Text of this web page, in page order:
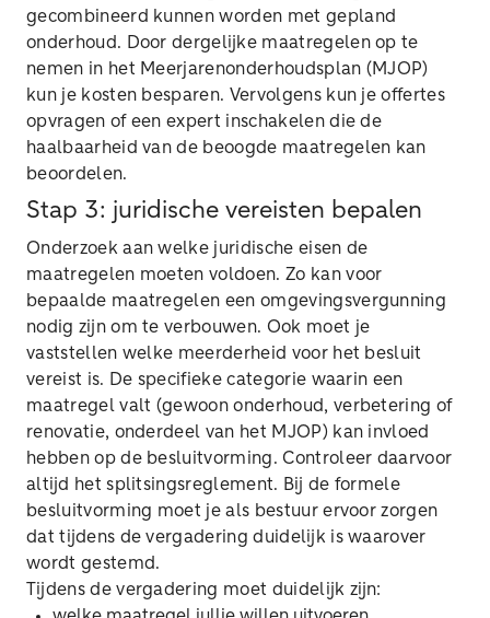
gecombineerd kunnen worden met gepland
onderhoud. Door dergelijke maatregelen op te
nemen in het Meerjarenonderhoudsplan (MJOP)
kun je kosten besparen. Vervolgens kun je offertes
opvragen of een expert inschakelen die de
haalbaarheid van de beoogde maatregelen kan
beoordelen.
Stap 3: juridische vereisten bepalen
Onderzoek aan welke juridische eisen de
maatregelen moeten voldoen. Zo kan voor
bepaalde maatregelen een omgevingsvergunning
nodig zijn om te verbouwen. Ook moet je
vaststellen welke meerderheid voor het besluit
vereist is. De specifieke categorie waarin een
maatregel valt (gewoon onderhoud, verbetering of
renovatie, onderdeel van het MJOP) kan invloed
hebben op de besluitvorming. Controleer daarvoor
altijd het splitsingsreglement. Bij de formele
besluitvorming moet je als bestuur ervoor zorgen
dat tijdens de vergadering duidelijk is waarover
wordt gestemd.
Tijdens de vergadering moet duidelijk zijn: